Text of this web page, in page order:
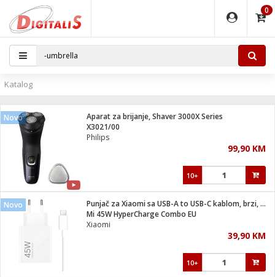
0
...
pribor
i pribor
/ G4
svjetla
grla
- Analogija
kamere
IP
Katalog
Novo
Aparat za brijanje, Shaver 3000X Series
X3021/00
Philips
99,90 KM
10+
Novo
Punjač za Xiaomi sa USB-A to USB-C kablom, brzi, 45W
Mi 45W HyperCharge Combo EU
Xiaomi
39,90 KM
10+